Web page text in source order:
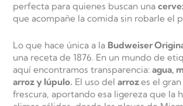
perfecta para quienes buscan una
que acompañe la comida sin robarle el
Lo que hace única a la Budweiser
una receta de 1876. En un mundo de
aquí encontramos transparencia:agua,
arroz y lúpulo. El uso delarrozes el
frescura, aportando esa ligereza que la